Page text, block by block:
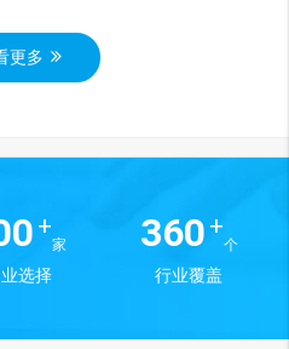
更多
+
家
选择
360 +
个
行业覆盖